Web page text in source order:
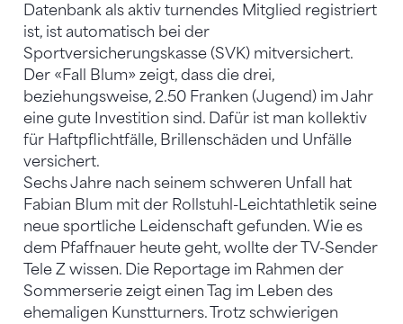
Datenbank als aktiv turnendes Mitglied registriert
ist, ist automatisch bei der
Sportversicherungskasse (SVK) mitversichert.
Der «Fall Blum» zeigt, dass die drei,
beziehungsweise, 2.50 Franken (Jugend) im Jahr
eine gute Investition sind. Dafür ist man kollektiv
für Haftpflichtfälle, Brillenschäden und Unfälle
versichert.
Sechs Jahre nach seinem schweren Unfall hat
Fabian Blum mit der Rollstuhl-Leichtathletik seine
neue sportliche Leidenschaft gefunden. Wie es
dem Pfaffnauer heute geht, wollte der TV-Sender
Tele Z wissen. Die Reportage im Rahmen der
Sommerserie zeigt einen Tag im Leben des
ehemaligen Kunstturners. Trotz schwierigen